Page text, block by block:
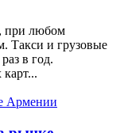
при любом
Такси и грузовые
в год.